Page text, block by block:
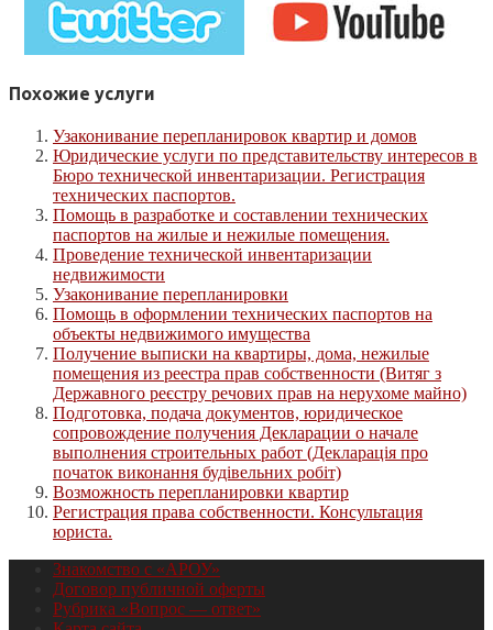
Похожие услуги
Узаконивание перепланировок квартир и домов
Юридические услуги по представительству интересов в
Бюро технической инвентаризации. Регистрация
технических паспортов.
Помощь в разработке и составлении технических
паспортов на жилые и нежилые помещения.
Проведение технической инвентаризации
недвижимости
Узаконивание перепланировки
Помощь в оформлении технических паспортов на
объекты недвижимого имущества
Получение выписки на квартиры, дома, нежилые
помещения из реестра прав собственности (Витяг з
Державного реєстру речових прав на нерухоме майно)
Подготовка, подача документов, юридическое
сопровождение получения Декларации о начале
выполнения строительных работ (Декларація про
початок виконання будівельних робіт)
Возможность перепланировки квартир
Регистрация права собственности. Консультация
юриста.
Знакомство с «АРОУ»
Договор публичной оферты
Рубрика «Вопрос — ответ»